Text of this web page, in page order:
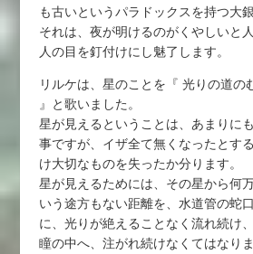
も古いというパラドックスを持つ大
それは、夜が明けるのがくやしいと
人の目を釘付けにし魅了します。
リルケは、星のことを『 光りの道の
』と歌いました。
星が見えるということは、あまりに
事ですが、イザ全て無くなったとす
け大切なものを失ったか分ります。
星が見えるためには、その星から何
いう途方もない距離を、水道管の蛇
に、光りが絶えることなく流れ続け
瞳の中へ、注がれ続けなくてはなりま